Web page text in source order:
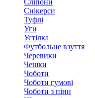
Сліпони
Снікерси
Туфлі
Уги
Устілка
Футбольне взуття
Черевики
Чешки
Чоботи
Чоботи гумові
Чоботи з піни